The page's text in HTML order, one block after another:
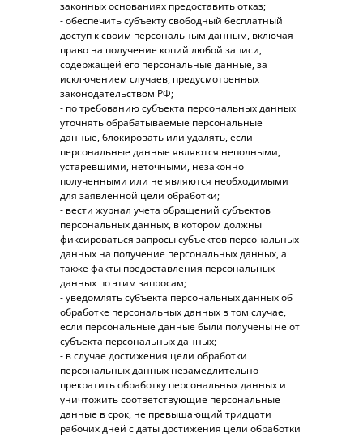
законных основаниях предоставить отказ;
- обеспечить субъекту свободный бесплатный
доступ к своим персональным данным, включая
право на получение копий любой записи,
содержащей его персональные данные, за
исключением случаев, предусмотренных
законодательством РФ;
- по требованию субъекта персональных данных
уточнять обрабатываемые персональные
данные, блокировать или удалять, если
персональные данные являются неполными,
устаревшими, неточными, незаконно
полученными или не являются необходимыми
для заявленной цели обработки;
- вести журнал учета обращений субъектов
персональных данных, в котором должны
фиксироваться запросы субъектов персональных
данных на получение персональных данных, а
также факты предоставления персональных
данных по этим запросам;
- уведомлять субъекта персональных данных об
обработке персональных данных в том случае,
если персональные данные были получены не от
субъекта персональных данных;
- в случае достижения цели обработки
персональных данных незамедлительно
прекратить обработку персональных данных и
уничтожить соответствующие персональные
данные в срок, не превышающий тридцати
рабочих дней с даты достижения цели обработки